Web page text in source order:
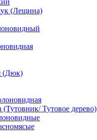
(Лещина)
(Дюк)
Тутовое дерево)